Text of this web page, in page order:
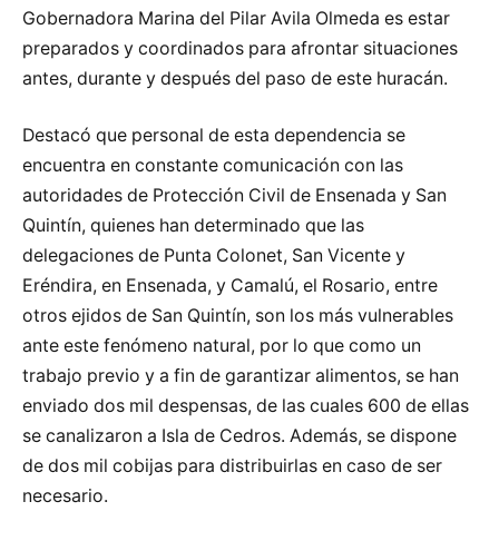
Gobernadora Marina del Pilar Avila Olmeda es estar
preparados y coordinados para afrontar situaciones
antes, durante y después del paso de este huracán.
Destacó que personal de esta dependencia se
encuentra en constante comunicación con las
autoridades de Protección Civil de Ensenada y San
Quintín, quienes han determinado que las
delegaciones de Punta Colonet, San Vicente y
Eréndira, en Ensenada, y Camalú, el Rosario, entre
otros ejidos de San Quintín, son los más vulnerables
ante este fenómeno natural, por lo que como un
trabajo previo y a fin de garantizar alimentos, se han
enviado dos mil despensas, de las cuales 600 de ellas
se canalizaron a Isla de Cedros. Además, se dispone
de dos mil cobijas para distribuirlas en caso de ser
necesario.